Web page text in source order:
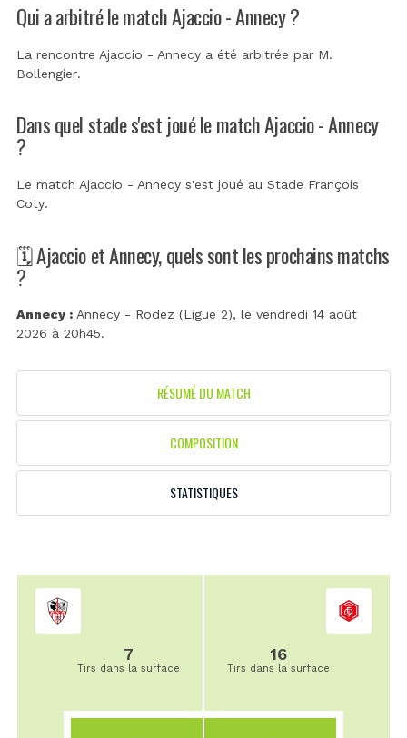
Qui a arbitré le match Ajaccio - Annecy ?
La rencontre Ajaccio - Annecy a été arbitrée par M.
Bollengier.
Dans quel stade s'est joué le match Ajaccio - Annecy
?
Le match Ajaccio - Annecy s'est joué au Stade François
Coty.
🗓️ Ajaccio et Annecy, quels sont les prochains matchs
?
Annecy : Annecy - Rodez (Ligue 2), le vendredi 14 août
2026 à 20h45.
RÉSUMÉ DU MATCH
COMPOSITION
STATISTIQUES
7
Tirs dans la surface
16
Tirs dans la surface